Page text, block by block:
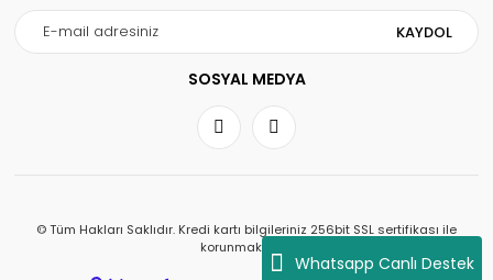
Whatsapp Canlı Destek
KAYDOL
SOSYAL MEDYA
© Tüm Hakları Saklıdır. Kredi kartı bilgileriniz 256bit SSL sertifikası ile
korunmaktadır.